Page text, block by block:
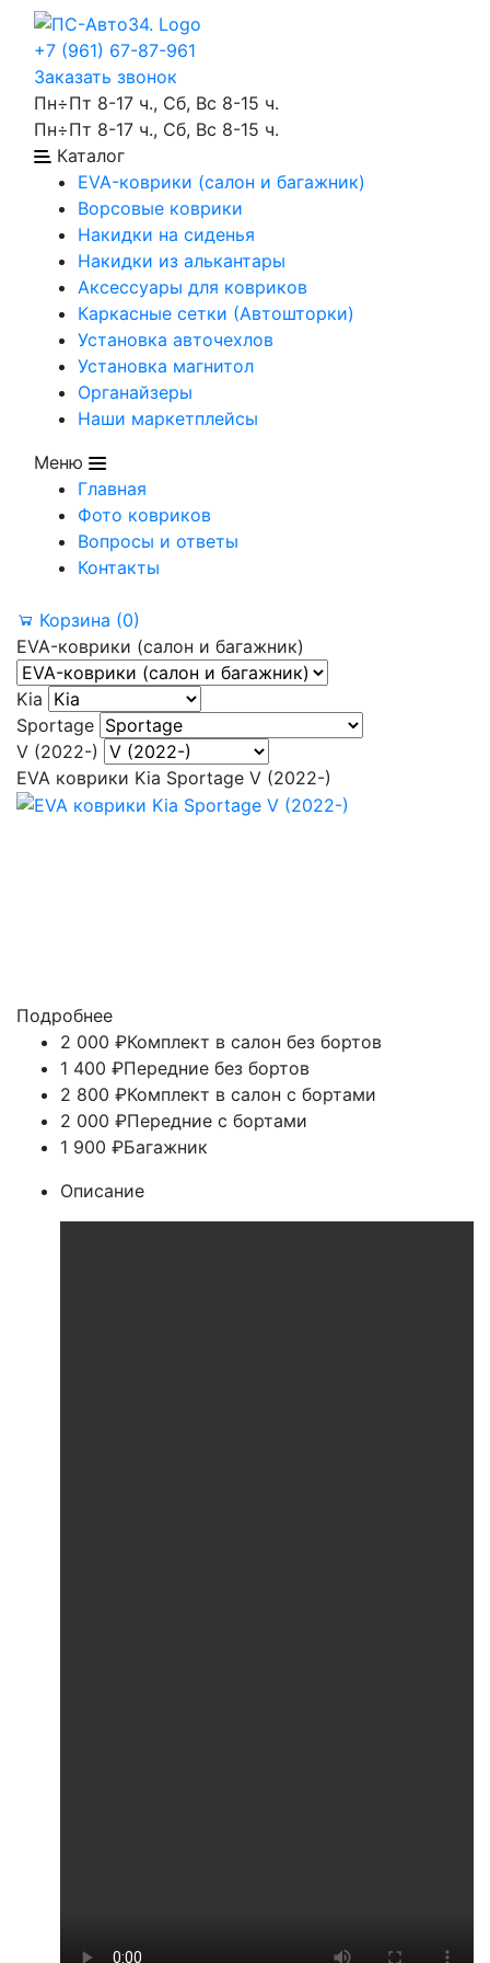
+7 (961) 67-87-961
Заказать звонок
Пн÷Пт 8-17 ч., Сб, Вс 8-15 ч.
Пн÷Пт 8-17 ч., Сб, Вс 8-15 ч.
Каталог
EVA-коврики (салон и багажник)
Ворсовые коврики
Накидки на сиденья
Накидки из алькантары
Аксессуары для ковриков
Каркасные сетки (Автошторки)
Установка авточехлов
Установка магнитол
Органайзеры
Наши маркетплейсы
Меню
Главная
Фото ковриков
Вопросы и ответы
Контакты
Корзина (0)
EVA-коврики (салон и багажник)
Kia
Sportage
V (2022-)
EVA коврики Kia Sportage V (2022-)
Подробнее
2 000 ₽Комплект в салон без бортов
1 400 ₽Передние без бортов
2 800 ₽Комплект в салон с бортами
2 000 ₽Передние с бортами
1 900 ₽Багажник
Описание